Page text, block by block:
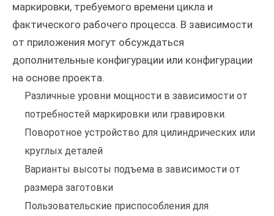
маркировки, требуемого времени цикла и
фактического рабочего процесса. В зависимости
от приложения могут обсуждаться
дополнительные конфигурации или конфигурации
на основе проекта.
Различные уровни мощности в зависимости от
потребностей маркировки или гравировки.
Поворотное устройство для цилиндрических или
круглых деталей
Варианты высоты подъема в зависимости от
размера заготовки
Пользовательские приспособления для